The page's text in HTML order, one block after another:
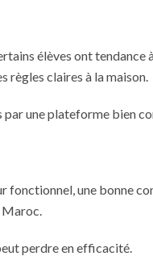
élèves ont
règles claires à la maison.
une plateforme bien
une bonne
Maroc.
perdre en efficacité.